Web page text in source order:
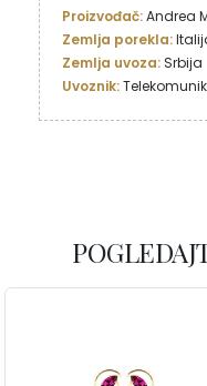
Proizvođač:
Zemlja porekla:
Zemlja uvoza:
Uvoznik: